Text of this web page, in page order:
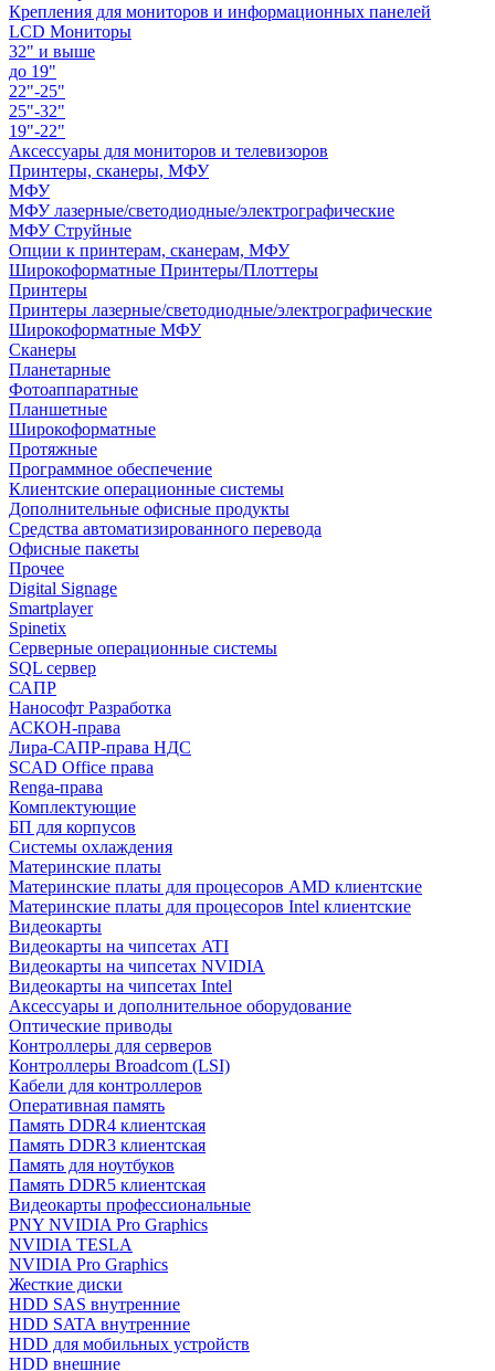
Крепления для мониторов и информационных панелей
LCD Мониторы
32" и выше
до 19"
22"-25"
25"-32"
19"-22"
Аксессуары для мониторов и телевизоров
Принтеры, сканеры, МФУ
МФУ
МФУ лазерные/светодиодные/электрографические
МФУ Струйные
Опции к принтерам, сканерам, МФУ
Широкоформатные Принтеры/Плоттеры
Принтеры
Принтеры лазерные/светодиодные/электрографические
Широкоформатные МФУ
Сканеры
Планетарные
Фотоаппаратные
Планшетные
Широкоформатные
Протяжные
Программное обеспечение
Клиентские операционные системы
Дополнительные офисные продукты
Средства автоматизированного перевода
Офисные пакеты
Прочее
Digital Signage
Smartplayer
Spinetix
Серверные операционные системы
SQL сервер
САПР
Нанософт Разработка
АСКОН-права
Лира-САПР-права НДС
SCAD Office права
Renga-права
Комплектующие
БП для корпусов
Системы охлаждения
Материнские платы
Материнские платы для процесоров AMD клиентские
Материнские платы для процесоров Intel клиентские
Видеокарты
Видеокарты на чипсетах ATI
Видеокарты на чипсетах NVIDIA
Видеокарты на чипсетах Intel
Аксессуары и дополнительное оборудование
Оптические приводы
Контроллеры для серверов
Контроллеры Broadcom (LSI)
Кабели для контроллеров
Оперативная память
Память DDR4 клиентская
Память DDR3 клиентская
Память для ноутбуков
Память DDR5 клиентская
Видеокарты профессиональные
PNY NVIDIA Pro Graphics
NVIDIA TESLA
NVIDIA Pro Graphics
Жесткие диски
HDD SAS внутренние
HDD SATA внутренние
HDD для мобильных устройств
HDD внешние